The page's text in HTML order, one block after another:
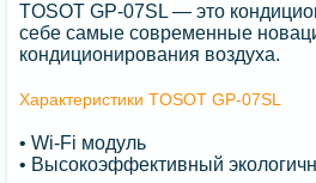
TOSOT GP-07SL — это
себе самые современные
кондиционирования воздуха.
Характеристики TOSOT GP-07SL
• Wi-Fi модуль
• Высокоэффективный